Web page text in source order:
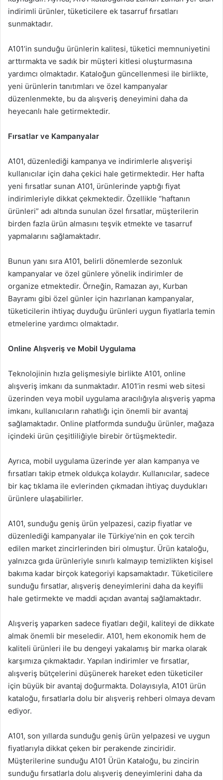
indirimli ürünler, tüketicilere ek tasarruf fırsatları
sunmaktadır.
A101’in sunduğu ürünlerin kalitesi, tüketici memnuniyetini
arttırmakta ve sadık bir müşteri kitlesi oluşturmasına
yardımcı olmaktadır. Kataloğun güncellenmesi ile birlikte,
yeni ürünlerin tanıtımları ve özel kampanyalar
düzenlenmekte, bu da alışveriş deneyimini daha da
heyecanlı hale getirmektedir.
Fırsatlar ve Kampanyalar
A101, düzenlediği kampanya ve indirimlerle alışverişi
kullanıcılar için daha çekici hale getirmektedir. Her hafta
yeni fırsatlar sunan A101, ürünlerinde yaptığı fiyat
indirimleriyle dikkat çekmektedir. Özellikle “haftanın
ürünleri” adı altında sunulan özel fırsatlar, müşterilerin
birden fazla ürün almasını teşvik etmekte ve tasarruf
yapmalarını sağlamaktadır.
Bunun yanı sıra A101, belirli dönemlerde sezonluk
kampanyalar ve özel günlere yönelik indirimler de
organize etmektedir. Örneğin, Ramazan ayı, Kurban
Bayramı gibi özel günler için hazırlanan kampanyalar,
tüketicilerin ihtiyaç duyduğu ürünleri uygun fiyatlarla temin
etmelerine yardımcı olmaktadır.
Online Alışveriş ve Mobil Uygulama
Teknolojinin hızla gelişmesiyle birlikte A101, online
alışveriş imkanı da sunmaktadır. A101’in resmi web sitesi
üzerinden veya mobil uygulama aracılığıyla alışveriş yapma
imkanı, kullanıcıların rahatlığı için önemli bir avantaj
sağlamaktadır. Online platformda sunduğu ürünler, mağaza
içindeki ürün çeşitliliğiyle birebir örtüşmektedir.
Ayrıca, mobil uygulama üzerinde yer alan kampanya ve
fırsatları takip etmek oldukça kolaydır. Kullanıcılar, sadece
bir kaç tıklama ile evlerinden çıkmadan ihtiyaç duydukları
ürünlere ulaşabilirler.
A101, sunduğu geniş ürün yelpazesi, cazip fiyatlar ve
düzenlediği kampanyalar ile Türkiye’nin en çok tercih
edilen market zincirlerinden biri olmuştur. Ürün kataloğu,
yalnızca gıda ürünleriyle sınırlı kalmayıp temizlikten kişisel
bakıma kadar birçok kategoriyi kapsamaktadır. Tüketicilere
sunduğu fırsatlar, alışveriş deneyimlerini daha da keyifli
hale getirmekte ve maddi açıdan avantaj sağlamaktadır.
Alışveriş yaparken sadece fiyatları değil, kaliteyi de dikkate
almak önemli bir meseledir. A101, hem ekonomik hem de
kaliteli ürünleri ile bu dengeyi yakalamış bir marka olarak
karşımıza çıkmaktadır. Yapılan indirimler ve fırsatlar,
alışveriş bütçelerini düşünerek hareket eden tüketiciler
için büyük bir avantaj doğurmakta. Dolayısıyla, A101 ürün
kataloğu, fırsatlarla dolu bir alışveriş rehberi olmaya devam
ediyor.
A101, son yıllarda sunduğu geniş ürün yelpazesi ve uygun
fiyatlarıyla dikkat çeken bir perakende zinciridir.
Müşterilerine sunduğu A101 Ürün Kataloğu, bu zincirin
sunduğu fırsatlarla dolu alışveriş deneyimlerini daha da